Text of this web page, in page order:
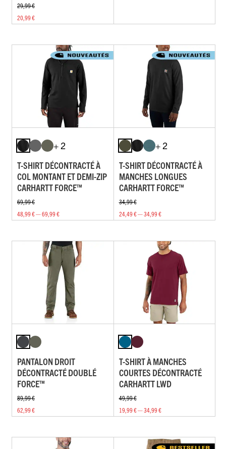
29,99 €
20,99 €
+ 2
T-SHIRT DÉCONTRACTÉ À
COL MONTANT ET DEMI-ZIP
CARHARTT FORCE™
69,99 €
48,99 € — 69,99 €
+ 2
T-SHIRT DÉCONTRACTÉ À
MANCHES LONGUES
CARHARTT FORCE™
34,99 €
24,49 € — 34,99 €
PANTALON DROIT
DÉCONTRACTÉ DOUBLÉ
FORCE™
89,99 €
62,99 €
T-SHIRT À MANCHES
COURTES DÉCONTRACTÉ
CARHARTT LWD
49,99 €
19,99 € — 34,99 €